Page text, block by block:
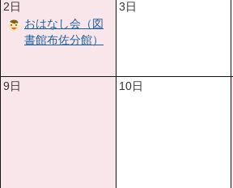
2日
おはなし会（図
書館布佐分館）
3日
9日 10日